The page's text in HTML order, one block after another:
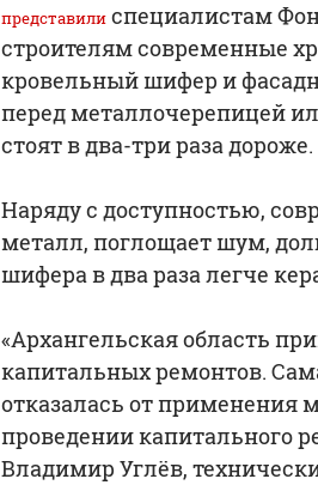
представили специалистам
строителям современные
кровельный шифер и
перед металлочерепицей
стоят в два-три раза дороже.
Наряду с доступностью,
металл, поглощает шум,
шифера в два раза легче
«Архангельская область
капитальных ремонтов.
отказалась от применения
проведении капитального
Владимир Углёв,